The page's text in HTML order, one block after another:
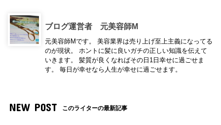
ブログ運営者 元美容師M
元美容師Mです。 美容業界は売り上げ至上主義になってる
のが現状。 ホントに髪に良いガチの正しい知識を伝えて
いきます。 髪質が良くなればその日1日幸せに過ごせま
す。 毎日が幸せなら人生が幸せに過ごせます。
NEW POST このライターの最新記事